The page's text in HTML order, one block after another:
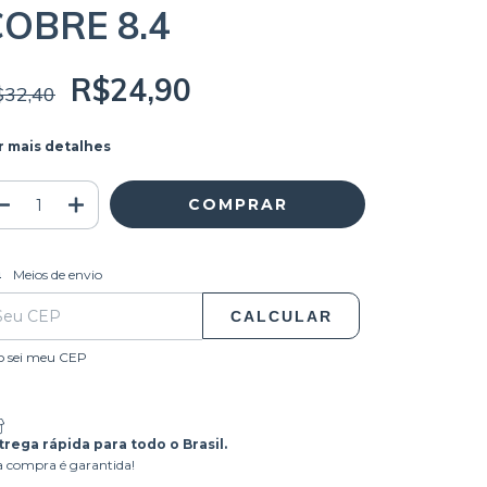
8.4
R$24,90
mais detalhes
para o CEP:
Meios de envio
CALCULAR
sei meu CEP
rápida para todo o Brasil.
compra é garantida!